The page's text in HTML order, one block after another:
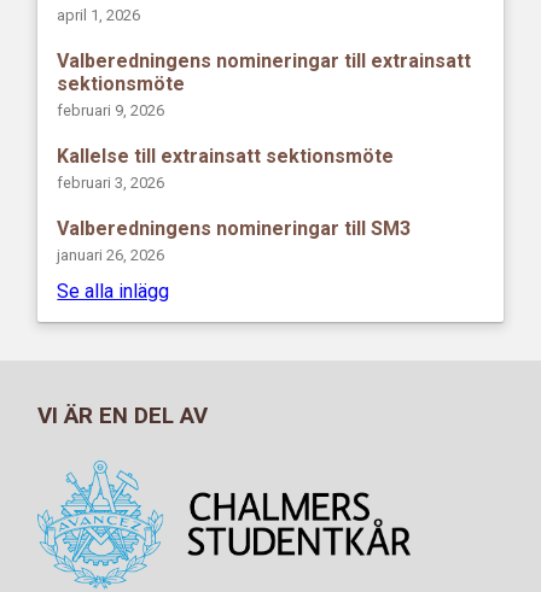
april 1, 2026
Valberedningens nomineringar till extrainsatt
sektionsmöte
februari 9, 2026
Kallelse till extrainsatt sektionsmöte
februari 3, 2026
Valberedningens nomineringar till SM3
januari 26, 2026
Se alla inlägg
VI ÄR EN DEL AV